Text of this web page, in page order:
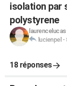
isolation par
polystyrene
laurencelucas
lucienpel -
18 réponses